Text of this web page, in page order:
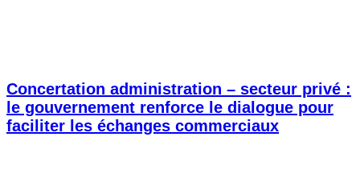
Concertation administration – secteur privé :
le gouvernement renforce le dialogue pour
faciliter les échanges commerciaux